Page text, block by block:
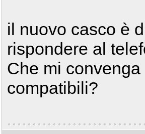
il nuovo casco è
rispondere al
Che mi
compatibili?